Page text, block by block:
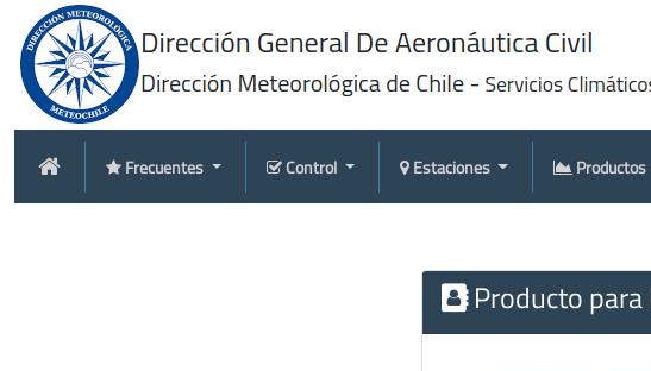
Frecuentes Control Estaciones Productos
Producto para